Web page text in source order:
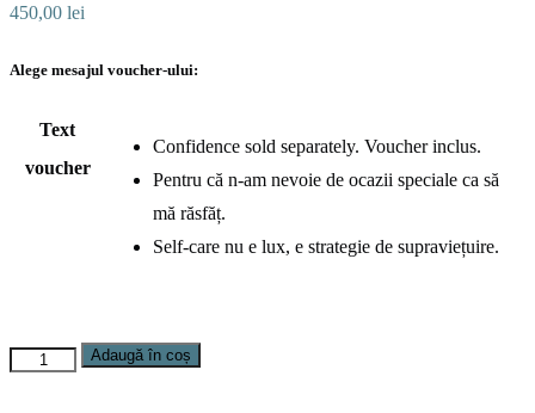
450,00 lei
Alege mesajul voucher-ului:
Text
voucher
Confidence sold separately. Voucher inclus.
Pentru că n-am nevoie de ocazii speciale ca să
mă răsfăț.
Self-care nu e lux, e strategie de supraviețuire.
Cantitate
Adaugă în coș